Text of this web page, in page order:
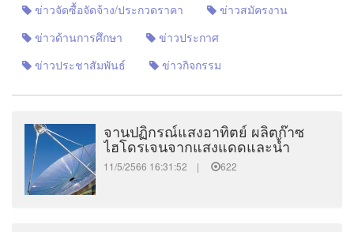
ข่าวจัดซื้อจัดจ้าง/ประกวดราคา
ข่าวสมัครงาน
ข่าวด้านการศึกษา
ข่าวประกาศ
ข่าวประชาสัมพันธ์
ข่าวกิจกรรม
จานปฏิกรณ์แสงอาทิตย์ ผลิตก๊าซ
ไฮโดรเจนจากแสงแดดและน้ำ
11/5/2566 16:31:52 | 622